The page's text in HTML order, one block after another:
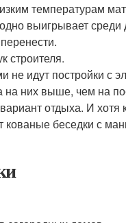
температурам
выигрывает среди
строителя.
не идут постройки с
на них выше, чем на
отдыха. И хотя
кованые беседки с